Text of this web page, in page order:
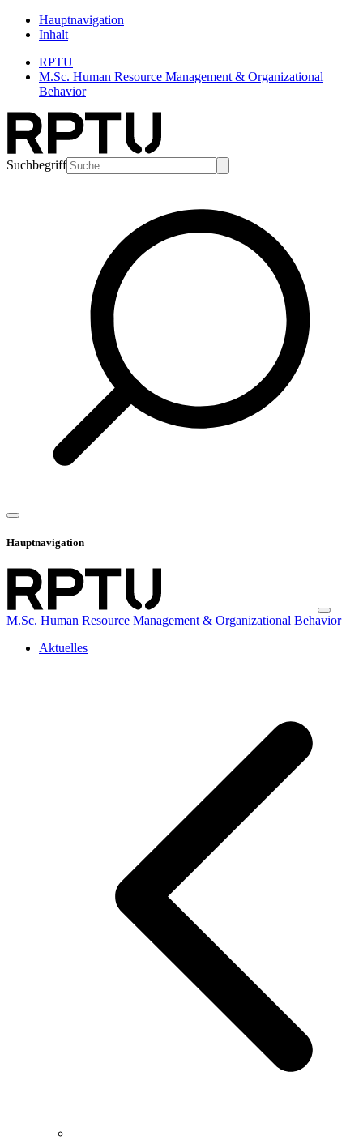
Hauptnavigation
Inhalt
RPTU
M.Sc. Human Resource Management & Organizational
Behavior
Suchbegriff
Hauptnavigation
M.Sc. Human Resource Management & Organizational Behavior
Aktuelles